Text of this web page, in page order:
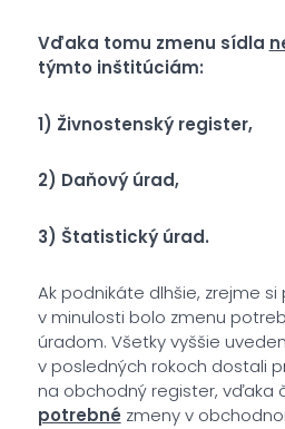
Vďaka tomu zmenu sídla
týmto inštitúciám:
1) Živnostenský register,
2) Daňový úrad,
3) Štatistický úrad.
Ak podnikáte dlhšie, zrejme
v minulosti bolo zmenu
úradom. Všetky vyššie
v posledných rokoch dostali
na obchodný register, vďaka
potrebné zmeny v